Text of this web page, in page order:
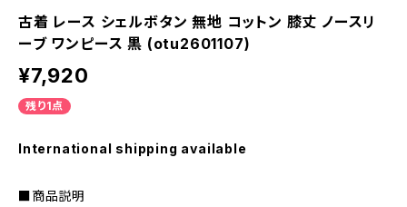
古着 レース シェルボタン 無地 コットン 膝丈 ノースリ
ーブ ワンピース 黒 (otu2601107)
¥7,920
残り1点
International shipping available
■商品説明